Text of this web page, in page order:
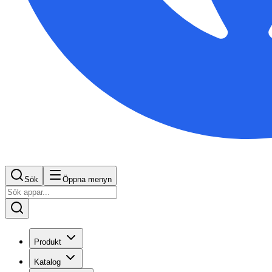
Sök Öppna menyn
Produkt
Katalog